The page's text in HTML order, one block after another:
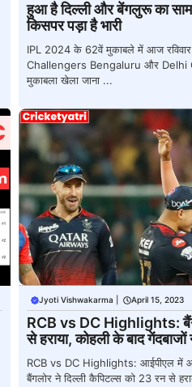
हुआ है दिल्ली और बेंगलुरू का
किसपर पड़ा है भारी
IPL 2024 के 62वें मुकाबले में आज रविवार
Challengers Bengaluru और Delhi
मुकाबला खेला जाना ...
Jyoti Vishwakarma April 15, 2023
RCB vs DC Highlights:
से हराया, कोहली के बाद
RCB vs DC Highlights: आईपीएल में
बैंगलोर ने दिल्ली कैपिटल्स को 23 रन से